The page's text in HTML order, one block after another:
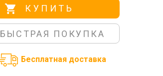
КУПИТЬ
БЫСТРАЯ ПОКУПКА
Бесплатная доставка